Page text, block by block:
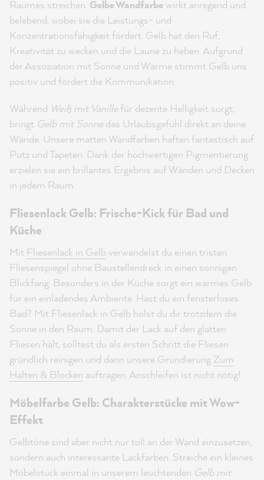
Raumes streichen. Gelbe Wandfarbe wirkt anregend und
belebend, wobei sie die Leistungs- und
Konzentrationsfähigkeit fördert. Gelb hat den Ruf,
Kreativität zu wecken und die Laune zu heben. Aufgrund
der Assoziation mit Sonne und Wärme stimmt Gelb uns
positiv und fördert die Kommunikation.
Während Weiß mit Vanillefür dezente Helligkeit sorgt,
bringt Gelb mit Sonnedas Urlaubsgefühl direkt an deine
Wände. Unsere matten Wandfarben haften fantastisch auf
Putz und Tapeten. Dank der hochwertigen Pigmentierung
erzielen sie ein brillantes Ergebnis auf Wänden und Decken
in jedem Raum.
Fliesenlack Gelb: Frische-Kick für Bad und
Küche
Mit Fliesenlack in Gelb verwandelst du einen tristen
Fliesenspiegel ohne Baustellendreck in einen sonnigen
Blickfang. Besonders in der Küche sorgt ein warmes Gelb
für ein einladendes Ambiente. Hast du ein fensterloses
Bad? Mit Fliesenlack in Gelb holst du dir trotzdem die
Sonne in den Raum. Damit der Lack auf den glatten
Fliesen hält, solltest du als ersten Schritt die Fliesen
gründlich reinigen und dann unsere Grundierung Zum
Halten & Blocken auftragen. Anschleifen ist nicht nötig!
Möbelfarbe Gelb: Charakterstücke mit Wow-
Effekt
Gelbtöne sind aber nicht nur toll an der Wand einzusetzen,
sondern auch interessante Lackfarben. Streiche ein kleines
Möbelstück einmal in unserem leuchtenden Gelb mit